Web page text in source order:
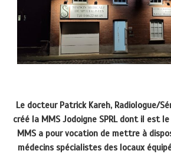
Le docteur Patrick Kareh, Radiologue/
créé la MMS Jodoigne SPRL dont il est
MMS a pour vocation de mettre à
médecins spécialistes des locaux